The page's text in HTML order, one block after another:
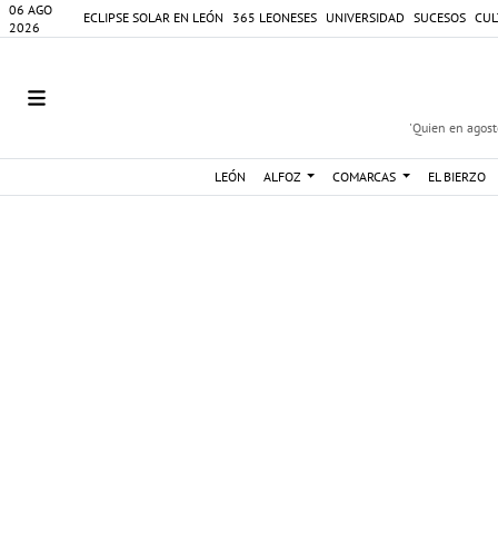
06 AGO
2026
ECLIPSE SOLAR EN LEÓN 365 LEONESES UNIVERSIDAD SUCESOS
'Quien en
LEÓN ALFOZ COMARCAS EL BIERZO